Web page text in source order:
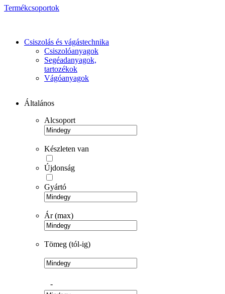
Termékcsoportok
Csiszolás és vágástechnika
Csiszolóanyagok
Segéadanyagok,
tartozékok
Vágóanyagok
Általános
Alcsoport
Készleten van
Újdonság
Gyártó
Ár (max)
Tömeg (tól-ig)
-